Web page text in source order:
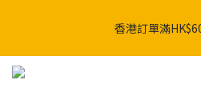
售。🚀
香港訂單滿
SHARK x MotoGP 聯乘系列：